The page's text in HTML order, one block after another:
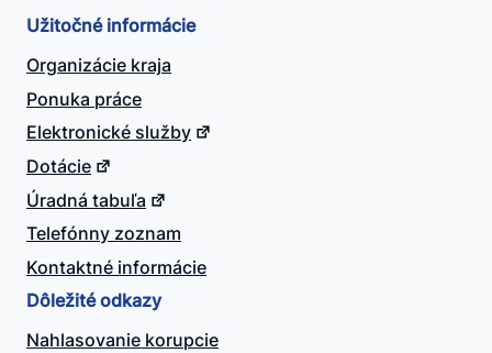
Užitočné informácie
Organizácie kraja
Ponuka práce
Elektronické služby
Dotácie
Úradná tabuľa
Telefónny zoznam
Kontaktné informácie
Dôležité odkazy
Nahlasovanie korupcie